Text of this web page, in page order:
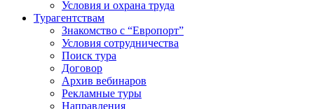
Условия и охрана труда
Турагентствам
Знакомство с “Европорт”
Условия сотрудничества
Поиск тура
Договор
Архив вебинаров
Рекламные туры
Направления